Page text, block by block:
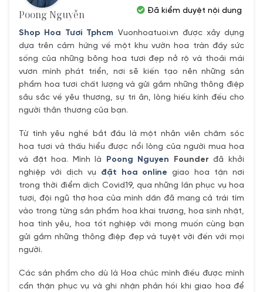
Poong Nguyễn
Shop Hoa Tươi Tphcm Vuonhoatuoi.vn được xây dựng
dựa trên cảm hứng về một khu vườn hoa tràn đầy sức
sống của những bông hoa tươi đẹp nở rộ và thoải mái
vươn mình phát triển, nơi sẽ kiến tạo nên những sản
phẩm hoa tươi chất lượng và gửi gắm những thông điệp
sâu sắc về yêu thương, sự tri ân, lòng hiếu kính đếu cho
người thân thương của bạn.
Từ tình yêu nghề bắt đầu là một nhân viên chăm sóc
hoa tươi và thấu hiểu được nổi lòng của người mua hoa
và đặt hoa. Mình là Poong Nguyen Founder đã khởi
nghiệp với dịch vụ đặt hoa online giao hoa tận nơi
trong thời điểm dịch Covid19, qua những lần phục vụ hoa
tươi, đội ngũ thợ hoa của mình dần đã mang cả trái tím
vào trong từng sản phẩm hoa khai trương, hoa sinh nhật,
hoa tình yêu, hoa tốt nghiệp với mong muốn cùng bạn
gửi gắm những thông điệp đẹp và tuyệt vời đến với mọi
người.
Các sản phẩm cho dù là Hoa chúc mình điều được mình
cẩn thận phục vụ và ghi nhận phản hồi khi giao hoa để
Đã kiểm duyệt nội dung